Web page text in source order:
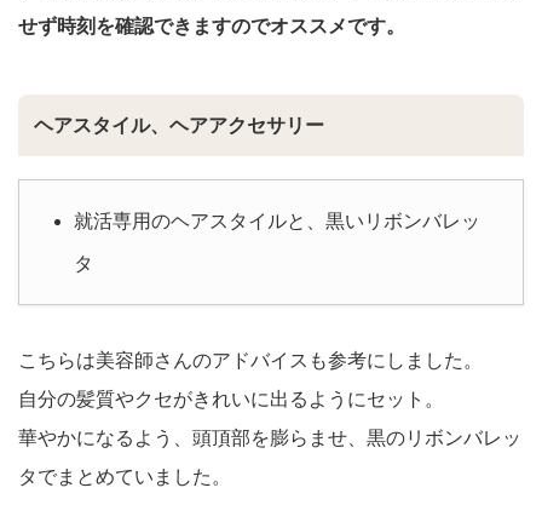
せず時刻を確認できますのでオススメです。
ヘアスタイル、ヘアアクセサリー
就活専用のヘアスタイルと、黒いリボンバレッ
タ
こちらは美容師さんのアドバイスも参考にしました。
自分の髪質やクセがきれいに出るようにセット。
華やかになるよう、頭頂部を膨らませ、黒のリボンバレッ
タでまとめていました。